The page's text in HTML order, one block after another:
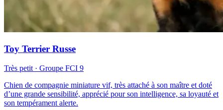
Toy Terrier Russe
Très petit · Groupe FCI 9
Chien de compagnie miniature vif, très attaché à son maître et doté
d’une grande sensibilité, apprécié pour son intelligence, sa loyauté et
son tempérament alerte.